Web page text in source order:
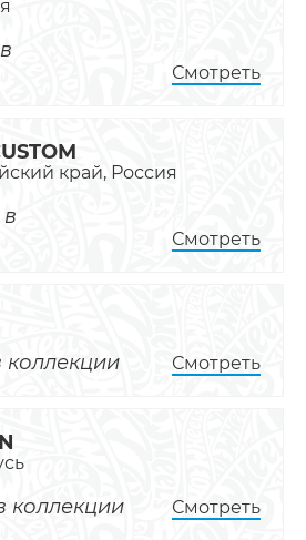
Смотреть
край, Россия
Смотреть
коллекции Смотреть
коллекции Смотреть